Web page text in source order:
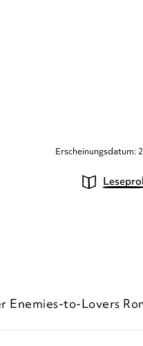
Erscheinungsdatum:
Enemies-to-Lovers